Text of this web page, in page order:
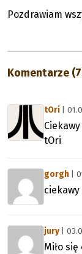
Pozdrawiam
Komentarze
tOri |
tOri
gorgh |
jury |
Miło